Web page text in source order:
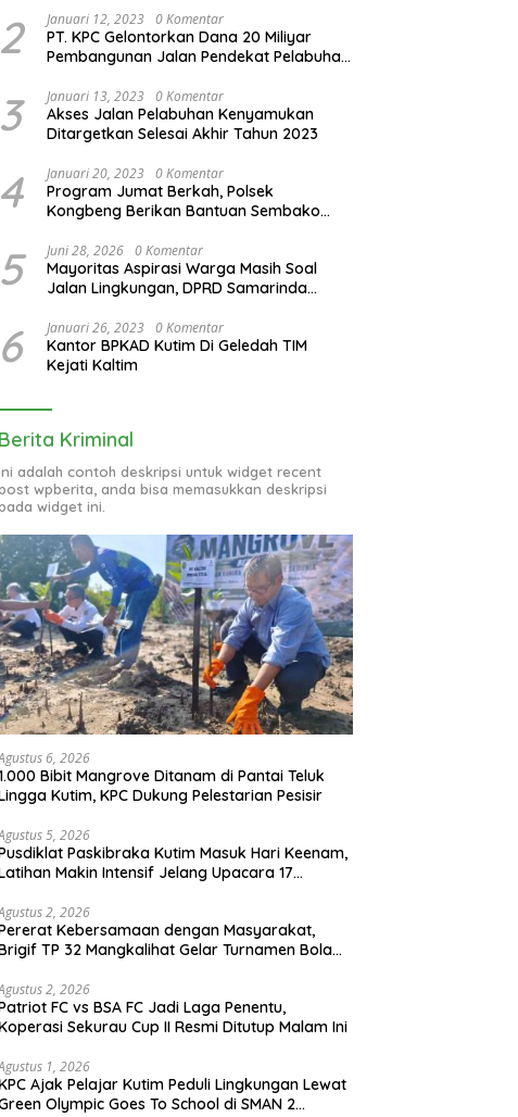
2 Januari 12, 2023 0 Komentar
PT. KPC Gelontorkan Dana 20 Miliyar
Pembangunan Jalan Pendekat Pelabuhan
3 Januari 13, 2023 0 Komentar
Akses Jalan Pelabuhan Kenyamukan
Ditargetkan Selesai Akhir Tahun 2023
4 Januari 20, 2023 0 Komentar
Program Jumat Berkah, Polsek
Kongbeng Berikan Bantuan Sembako
Yatim
5 Juni 28, 2026 0 Komentar
Mayoritas Aspirasi Warga Masih Soal
Jalan Lingkungan, DPRD Samarinda
6 Januari 26, 2023 0 Komentar
Kantor BPKAD Kutim Di Geledah TIM
Kejati Kaltim
Berita Kriminal
adalah contoh deskripsi untuk widget recent
wpberita, anda bisa memasukkan deskripsi
widget ini.
6, 2026
Bibit Mangrove Ditanam di Pantai Teluk
Kutim, KPC Dukung Pelestarian Pesisir
5, 2026
Paskibraka Kutim Masuk Hari Keenam,
Makin Intensif Jelang Upacara 17
2, 2026
Kebersamaan dengan Masyarakat,
TP 32 Mangkalihat Gelar Turnamen Bola
2, 2026
FC vs BSA FC Jadi Laga Penentu,
Sekurau Cup II Resmi Ditutup Malam Ini
1, 2026
Ajak Pelajar Kutim Peduli Lingkungan Lewat
Olympic Goes To School di SMAN 2